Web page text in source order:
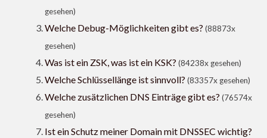
gesehen)
Welche Debug-Möglichkeiten gibt es? (88873x
gesehen)
Was ist ein ZSK, was ist ein KSK? (84238x gesehen)
Welche Schlüssellänge ist sinnvoll? (83357x gesehen)
Welche zusätzlichen DNS Einträge gibt es? (76574x
gesehen)
Ist ein Schutz meiner Domain mit DNSSEC wichtig?